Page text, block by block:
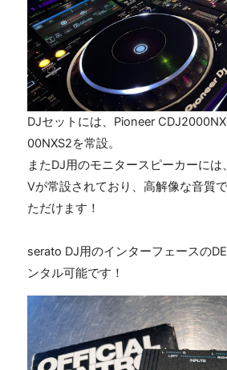
DJセットには、 Pioneer
00NXS2を常設。
またDJ用のモニタースピーカーには、
Vが常設されており、高解像な音質で
ただけます！
serato DJ用のインターフェースの
ンタル可能です！